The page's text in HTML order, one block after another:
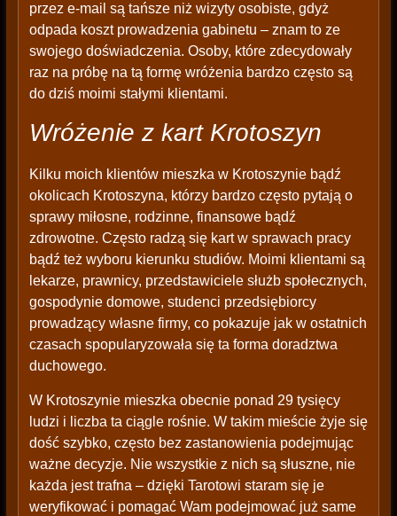
przez e-mail są tańsze niż wizyty osobiste, gdyż
odpada koszt prowadzenia gabinetu – znam to ze
swojego doświadczenia. Osoby, które zdecydowały
raz na próbę na tą formę wróżenia bardzo często są
do dziś moimi stałymi klientami.
Wróżenie z kart Krotoszyn
Kilku moich klientów mieszka w Krotoszynie bądź
okolicach Krotoszyna, którzy bardzo często pytają o
sprawy miłosne, rodzinne, finansowe bądź
zdrowotne. Często radzą się kart w sprawach pracy
bądź też wyboru kierunku studiów. Moimi klientami są
lekarze, prawnicy, przedstawiciele służb społecznych,
gospodynie domowe, studenci przedsiębiorcy
prowadzący własne firmy, co pokazuje jak w ostatnich
czasach spopularyzowała się ta forma doradztwa
duchowego.
W Krotoszynie mieszka obecnie ponad 29 tysięcy
ludzi i liczba ta ciągle rośnie. W takim mieście żyje się
dość szybko, często bez zastanowienia podejmując
ważne decyzje. Nie wszystkie z nich są słuszne, nie
każda jest trafna – dzięki Tarotowi staram się je
weryfikować i pomagać Wam podejmować już same